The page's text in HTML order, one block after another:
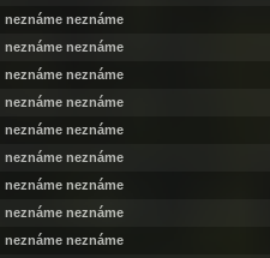
neznáme neznáme
neznáme neznáme
neznáme neznáme
neznáme neznáme
neznáme neznáme
neznáme neznáme
neznáme neznáme
neznáme neznáme
neznáme neznáme